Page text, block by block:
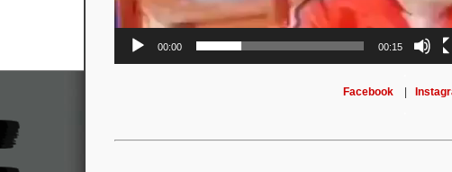
00:00 00:15
Facebook
|